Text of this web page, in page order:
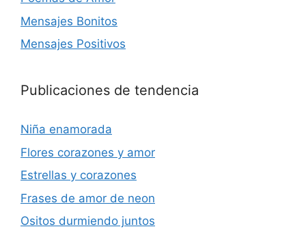
Mensajes Bonitos
Mensajes Positivos
Publicaciones de tendencia
Niña enamorada
Flores corazones y amor
Estrellas y corazones
Frases de amor de neon
Ositos durmiendo juntos